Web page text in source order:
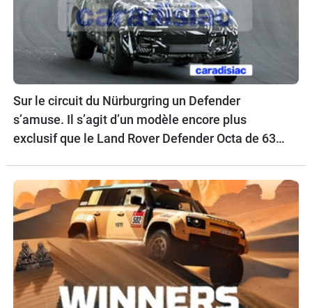
Sur le circuit du Nürburgring un Defender
s’amuse. Il s’agit d’un modèle encore plus
exclusif que le Land Rover Defender Octa de 635